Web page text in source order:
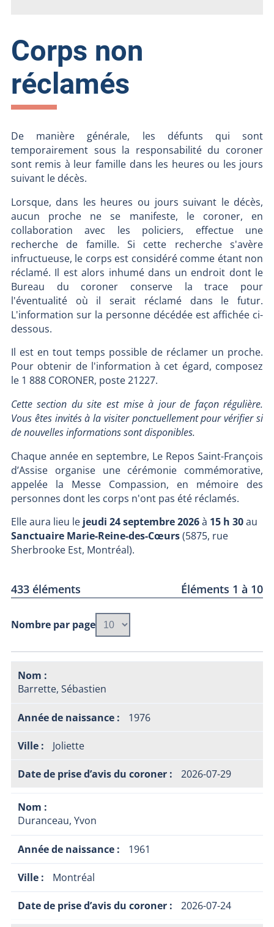
Corps non
réclamés
De manière générale, les défunts qui sont
temporairement sous la responsabilité du coroner
sont remis à leur famille dans les heures ou les jours
suivant le décès.
Lorsque, dans les heures ou jours suivant le décès,
aucun proche ne se manifeste, le coroner, en
collaboration avec les policiers, effectue une
recherche de famille. Si cette recherche s'avère
infructueuse, le corps est considéré comme étant non
réclamé. Il est alors inhumé dans un endroit dont le
Bureau du coroner conserve la trace pour
l'éventualité où il serait réclamé dans le futur.
L'information sur la personne décédée est affichée ci-
dessous.
Il est en tout temps possible de réclamer un proche.
Pour obtenir de l'information à cet égard, composez
le 1 888 CORONER, poste 21227.
Cette section du site est mise à jour de façon régulière.
Vous êtes invités à la visiter ponctuellement pour vérifier si
de nouvelles informations sont disponibles.
Chaque année en septembre, Le Repos Saint-François
d’Assise organise une cérémonie commémorative,
appelée la Messe Compassion, en mémoire des
personnes dont les corps n'ont pas été réclamés.
Elle aura lieu le jeudi 24 septembre2026à 15 h 30au
Sanctuaire Marie-Reine-des-Cœurs(5875, rue
Sherbrooke Est, Montréal).
433 éléments Éléments 1 à 10
Nombre par page
Barrette, Sébastien
1976
Joliette
2026-07-29
Duranceau, Yvon
1961
Montréal
2026-07-24